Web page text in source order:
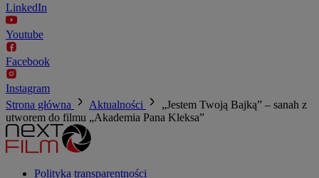
LinkedIn
Youtube
Facebook
Instagram
Strona główna
Aktualności
„Jestem Twoją Bajką” – sanah z
utworem do filmu „Akademia Pana Kleksa”
Polityka transparentności